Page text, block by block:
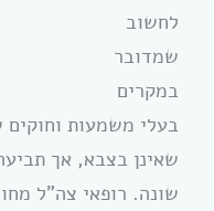
לחשוב
שמדובר
במקרים
בעלי משמעות וחוקים
שאינן בצבא, אך
שונה. רופאי צה”ל